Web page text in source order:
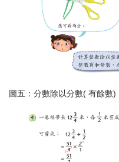
圖五：分數除以分數( 有餘數)